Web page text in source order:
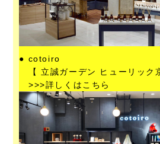
● cotoiro
【 立誠ガーデン ヒューリック
>>>詳しくはこちら